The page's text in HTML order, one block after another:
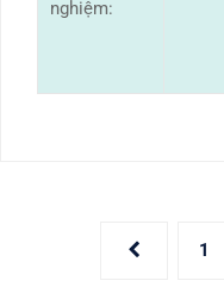
nghiệm:
1